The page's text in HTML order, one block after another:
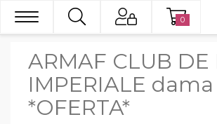
0
ARMAF CLUB DE
IMPERIALE dama
*OFERTA*